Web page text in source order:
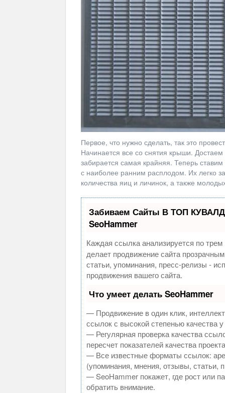
Первое, что нужно сделать, так это
Начинается все со снятия крыши.
забирается самая крайняя. Теперь
с наиболее ранним расплодом. Их легко
количества яиц и личинок, а также
Забиваем Сайты В ТОП
SeoHammer
Каждая ссылка анализируется по
делает продвижение сайта
статьи, упоминания, пресс-релизы -
продвижения вашего сайта.
Что умеет делать SeoHammer
— Продвижение в один клик,
ссылок с высокой степенью качества
— Регулярная проверка качества
пересчет показателей качества
— Все известные форматы ссылок:
(упоминания, мнения, отзывы, статьи,
— SeoHammer покажет, где рост или
обратить внимание.